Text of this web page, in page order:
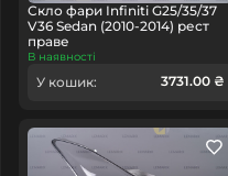
Скло фари Infiniti G25/35/37
V36 Sedan (2010-2014) рест
праве
В наявності
У кошик: 3731.00 ₴